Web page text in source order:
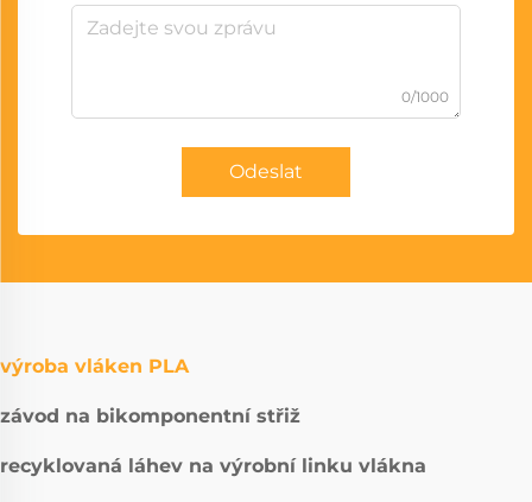
0/1000
Odeslat
výroba vláken PLA
závod na bikomponentní střiž
recyklovaná láhev na výrobní linku vlákna